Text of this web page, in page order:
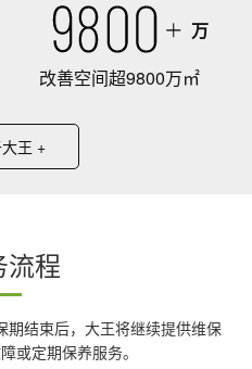
万
改善空间超9800万㎡
王 +
流程
期结束后，大王将继续提供维保
或定期保养服务。